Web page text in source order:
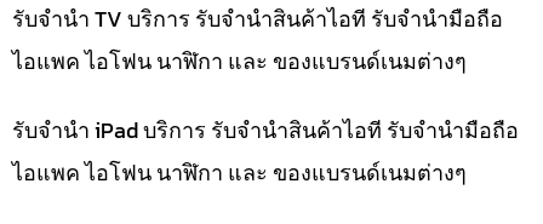
รับจำนำ TV บริการ รับจำนำสินค้าไอที รับจำนำมือถือ
ไอแพค ไอโฟน นาฬิกา และ ของแบรนด์เนมต่างๆ
รับจำนำ iPad บริการ รับจำนำสินค้าไอที รับจำนำมือถือ
ไอแพค ไอโฟน นาฬิกา และ ของแบรนด์เนมต่างๆ